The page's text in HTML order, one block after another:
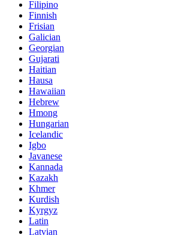
Filipino
Finnish
Frisian
Galician
Georgian
Gujarati
Haitian
Hausa
Hawaiian
Hebrew
Hmong
Hungarian
Icelandic
Igbo
Javanese
Kannada
Kazakh
Khmer
Kurdish
Kyrgyz
Latin
Latvian